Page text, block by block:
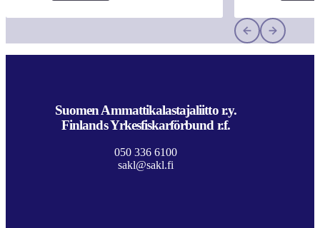
Suomen Ammattikalastajaliitto r.y.
Finlands Yrkesfiskarförbund r.f.
050 336 6100
sakl@sakl.fi